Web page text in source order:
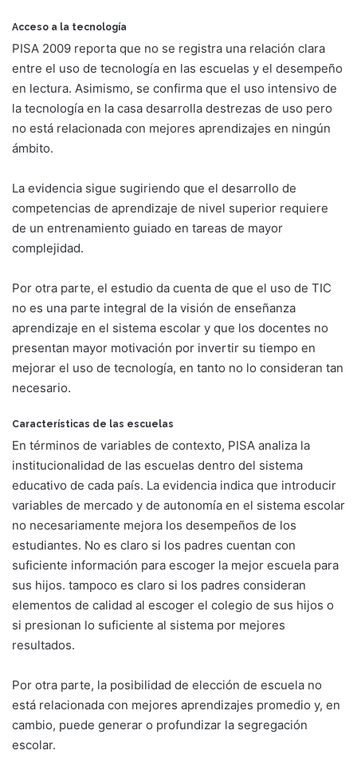
Acceso a la tecnología
PISA 2009 reporta que no se registra una relación clara
entre el uso de tecnología en las escuelas y el desempeño
en lectura. Asimismo, se confirma que el uso intensivo de
la tecnología en la casa desarrolla destrezas de uso pero
no está relacionada con mejores aprendizajes en ningún
ámbito.
La evidencia sigue sugiriendo que el desarrollo de
competencias de aprendizaje de nivel superior requiere
de un entrenamiento guiado en tareas de mayor
complejidad.
Por otra parte, el estudio da cuenta de que el uso de TIC
no es una parte integral de la visión de enseñanza
aprendizaje en el sistema escolar y que los docentes no
presentan mayor motivación por invertir su tiempo en
mejorar el uso de tecnología, en tanto no lo consideran tan
necesario.
Características de las escuelas
En términos de variables de contexto, PISA analiza la
institucionalidad de las escuelas dentro del sistema
educativo de cada país. La evidencia indica que introducir
variables de mercado y de autonomía en el sistema escolar
no necesariamente mejora los desempeños de los
estudiantes. No es claro si los padres cuentan con
suficiente información para escoger la mejor escuela para
sus hijos. tampoco es claro si los padres consideran
elementos de calidad al escoger el colegio de sus hijos o
si presionan lo suficiente al sistema por mejores
resultados.
Por otra parte, la posibilidad de elección de escuela no
está relacionada con mejores aprendizajes promedio y, en
cambio, puede generar o profundizar la segregación
escolar.